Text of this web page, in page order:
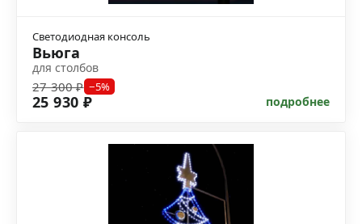
Светодиодная консоль
Вьюга
для столбов
27 300 ₽ −5%
25 930 ₽ подробнее